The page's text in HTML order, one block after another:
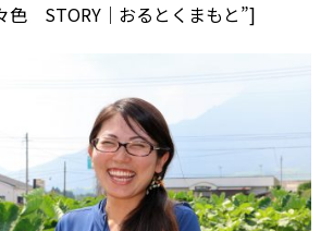
STORY｜おるとくまもと”]